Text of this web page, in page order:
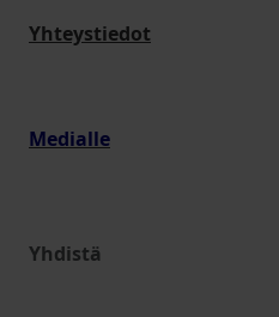
Yhteystiedot
Medialle
Yhdistä